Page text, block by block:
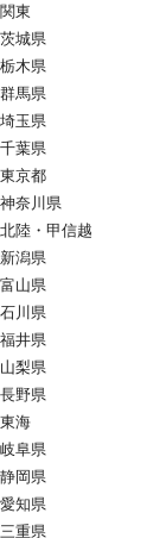
関東
茨城県
栃木県
群馬県
埼玉県
千葉県
東京都
神奈川県
北陸・甲信越
新潟県
富山県
石川県
福井県
山梨県
長野県
東海
岐阜県
静岡県
愛知県
三重県